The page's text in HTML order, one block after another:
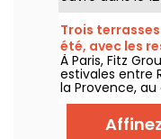
avec une
imaginée par
servie
Trois
été, avec les
À Paris, Fitz
estivales entre
la Provence,
la Tour Eiffel.
terrasse, offre
sans quitter la